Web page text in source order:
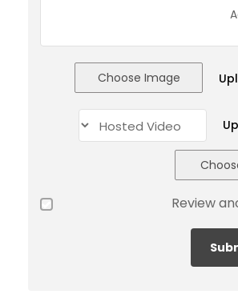
Choose Image
Review